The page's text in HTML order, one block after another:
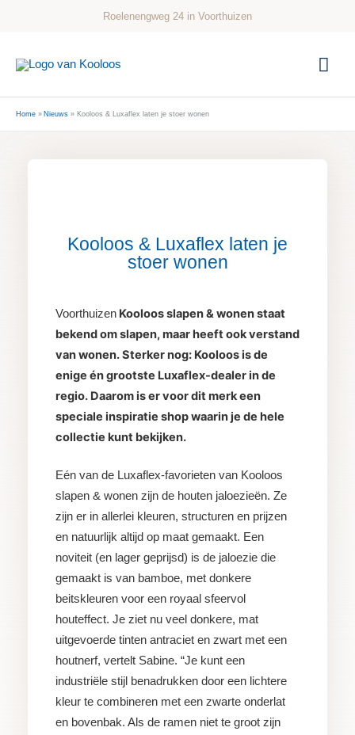
inhoud
Roelenengweg 24 in Voorthuizen
Home Nieuws Kooloos & Luxaflex laten je stoer wonen
Kooloos & Luxaflex laten je
stoer wonen
Voorthuizen Kooloos slapen & wonen staat
bekend om slapen, maar heeft ook verstand
van wonen. Sterker nog: Kooloos is de
enige én grootste Luxaflex-dealer in de
regio. Daarom is er voor dit merk een
speciale inspiratie shop waarin je de hele
collectie kunt bekijken.
Eén van de Luxaflex-favorieten van Kooloos
slapen & wonen zijn de houten jaloezieën. Ze
zijn er in allerlei kleuren, structuren en prijzen
en natuurlijk altijd op maat gemaakt. Een
noviteit (en lager geprijsd) is de jaloezie die
gemaakt is van bamboe, met donkere
beitskleuren voor een royaal sfeervol
houteffect. Je ziet nu veel donkere, mat
uitgevoerde tinten antraciet en zwart met een
houtnerf, vertelt Sabine. “Je kunt een
industriële stijl benadrukken door een lichtere
kleur te combineren met een zwarte onderlat
en bovenbak. Als de ramen niet te groot zijn